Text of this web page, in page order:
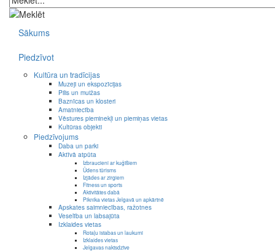
Sākums
Piedzīvot
Kultūra un tradīcijas
Muzeji un ekspozīcijas
Pilis un muižas
Baznīcas un klosteri
Amatniecība
Vēstures pieminekļi un piemiņas vietas
Kultūras objekti
Piedzīvojums
Daba un parki
Aktīvā atpūta
Izbraucieni ar kuģīšiem
Ūdens tūrisms
Izjādes ar zirgiem
Fitness un sports
Aktivitātes dabā
Piknika vietas Jelgavā un apkārtnē
Apskates saimniecības, ražotnes
Veselība un labsajūta
Izklaides vietas
Rotaļu istabas un laukumi
Izklaides vietas
Jelgavas naktsdzīve